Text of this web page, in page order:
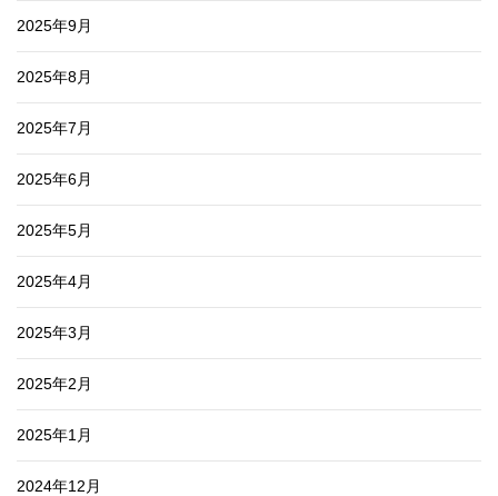
2025年9月
2025年8月
2025年7月
2025年6月
2025年5月
2025年4月
2025年3月
2025年2月
2025年1月
2024年12月